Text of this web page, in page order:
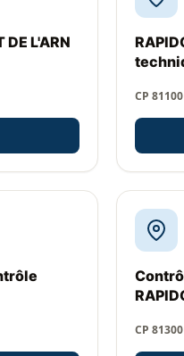
DE L'ARN
CP 81100
CP 81300